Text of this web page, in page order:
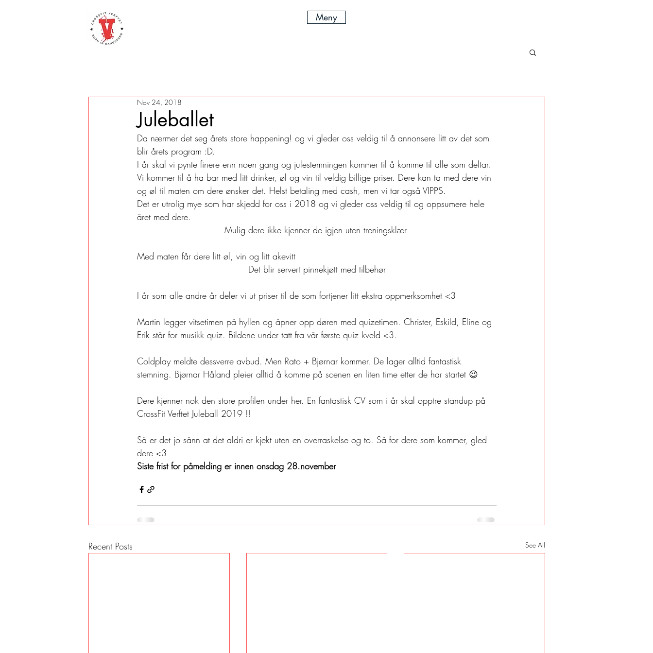
Meny
Juleballet
Nov 24, 2018
Da nærmer det seg årets store happening! og vi gleder oss veldig til å annonsere litt av det som
blir årets program :D.
I år skal vi pynte finere enn noen gang og julestemningen kommer til å komme til alle som deltar.
Vi kommer til å ha bar med litt drinker, øl og vin til veldig billige priser. Dere kan ta med dere vin
og øl til maten om dere ønsker det. Helst betaling med cash, men vi tar også VIPPS.
Det er utrolig mye som har skjedd for oss i 2018 og vi gleder oss veldig til og oppsumere hele
året med dere.
Mulig dere ikke kjenner de igjen uten treningsklær
Med maten får dere litt øl, vin og litt akevitt
Det blir servert pinnekjøtt med tilbehør
I år som alle andre år deler vi ut priser til de som fortjener litt ekstra oppmerksomhet <3
Martin legger vitsetimen på hyllen og åpner opp døren med quizetimen. Christer, Eskild, Eline og
Erik står for musikk quiz. Bildene under tatt fra vår første quiz kveld <3.
Coldplay meldte dessverre avbud. Men Rato + Bjørnar kommer. De lager alltid fantastisk
stemning. Bjørnar Håland pleier alltid å komme på scenen en liten time etter de har startet 😉
Dere kjenner nok den store profilen under her. En fantastisk CV som i år skal opptre standup på
CrossFit Verftet Juleball 2019 !!
Så er det jo sånn at det aldri er kjekt uten en overraskelse og to. Så for dere som kommer, gled
dere <3
Siste frist for påmelding er innen onsdag 28.november
Recent Posts See All